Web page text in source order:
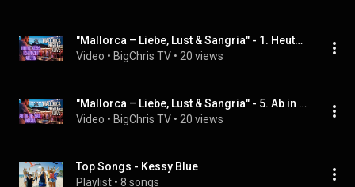
"Mallorca – Liebe, Lust & Sangria" - 1. Heute küss ich nicht allein
Video • BigChris TV • 20 views
"Mallorca – Liebe, Lust & Sangria" - 5. Ab in die Bar, Maria
Video • BigChris TV • 20 views
Top Songs - Kessy Blue
Playlist • 8 songs